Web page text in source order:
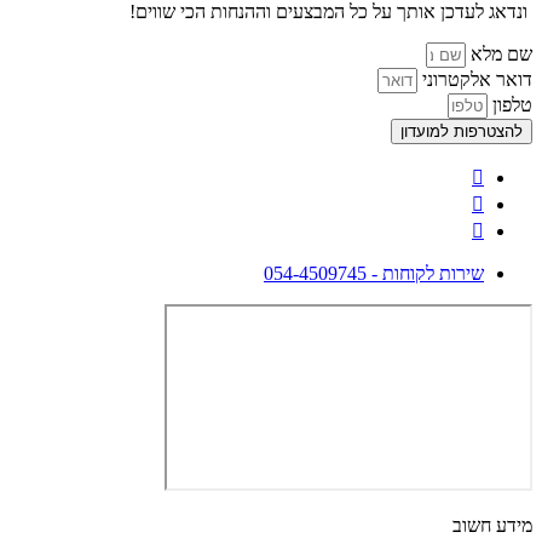
ונדאג לעדכן אותך על כל המבצעים וההנחות הכי שווים!
שם מלא
דואר אלקטרוני
טלפון
להצטרפות למועדון
שירות לקוחות - 054-4509745
מידע חשוב